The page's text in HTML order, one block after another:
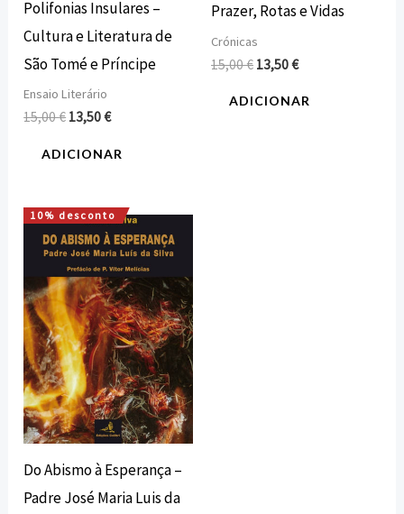
Polifonias Insulares –
Cultura e Literatura de
São Tomé e Príncipe
Ensaio Literário
15,00€ 13,50€
ADICIONAR
Prazer, Rotas e Vidas
Crónicas
15,00€ 13,50€
ADICIONAR
10% desconto
Do Abismo à Esperança –
Padre José Maria Luis da
O
preço
original
era:
15,00 €.
O
preço
atual
é:
13,50 €.